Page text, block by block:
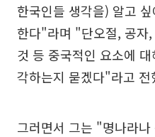
한국인들 생각을) 알고
한다"라며 "단오절, 공자
것 등 중국적인 요소에
각하는지 묻겠다"라고 전
그러면서 그는 "명나라